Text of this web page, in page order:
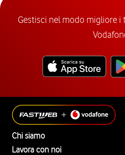
Gestisci nel modo migliore
Chi siamo
Lavora con noi